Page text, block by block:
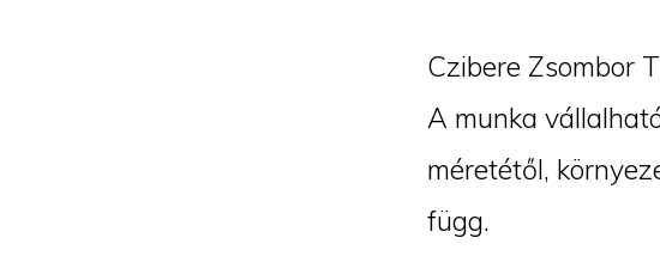
Czibere Zsombor
A munka
méretétől,
függ.